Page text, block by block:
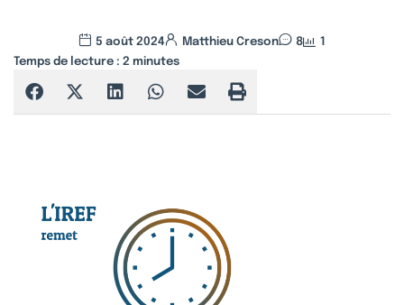
5 août 2024 Matthieu Creson 8
1
Temps de lecture : 2 minutes